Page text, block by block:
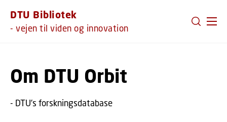
DTU Bibliotek
- vejen til viden og innovation
Om DTU Orbit
- DTU's forskningsdatabase